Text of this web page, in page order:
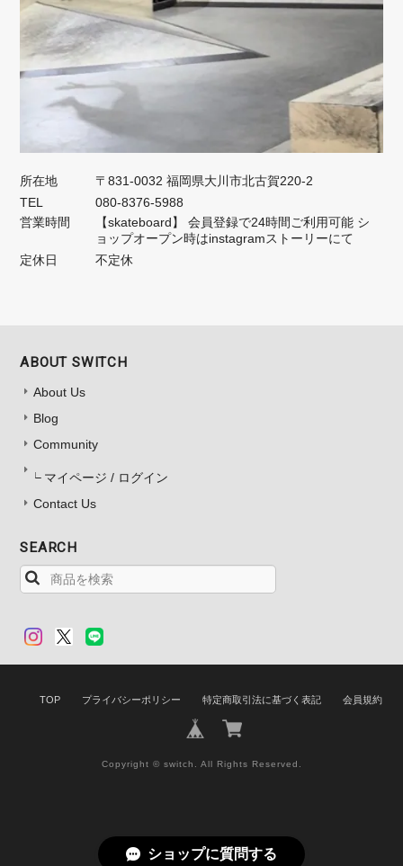
所在地
〒831-0032 福岡県大川市北古賀220-2
TEL
080-8376-5988
営業時間
【skateboard】 会員登録で24時間ご利用可能 シ
ョップオープン時はinstagramストーリーにて
定休日
不定休
ABOUT SWITCH
About Us
Blog
Community
マイページ / ログイン
Contact Us
SEARCH
TOP プライバシーポリシー 特定商取引法に基づく表記 会員規約
Copyright © switch. All Rights Reserved.
ショップに質問する